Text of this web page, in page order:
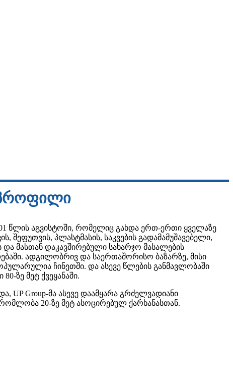
პროფილი
წლის აგვისტოში, რომელიც გახდა ერთ-ერთი ყველაზე
შეფუთვის, პლასტმასის, საკვების გადამამუშავებელი,
და მასთან დაკავშირებული სახარჯო მასალების
ადგილობრივ და საერთაშორისო ბაზარზე, მისი
ჩინეთში. და ასევე წლების განმავლობაში
ზე მეტ ქვეყანაში.
UP Group-მა ასევე დაამყარა გრძელვადიანი
20-ზე მეტ ასოცირებულ ქარხანასთან.